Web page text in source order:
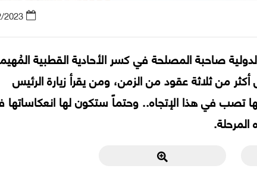
2023
صاحبة المصلحة في كسر الأحادية القطبية
أكثر من ثلاثة عقود من الزمن، ومن يقرأ زيارة الرئيس
تصب في هذا الإتجاه.. وحتماً ستكون لها